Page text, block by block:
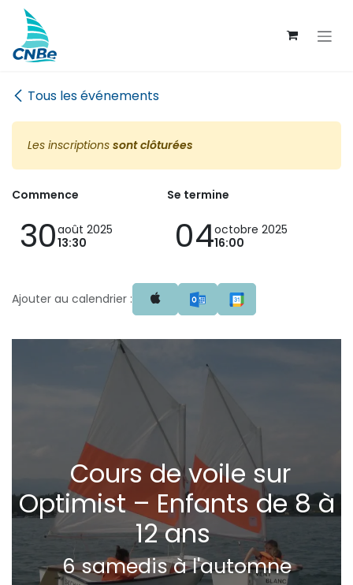
Se rendre au contenu
Tous les événements
Les inscriptions sont clôturées
Commence
30août 2025
13:30
Se termine
04octobre 2025
16:00
Ajouter au calendrier :
Cours de voile sur
Optimist – Enfants de 8 à
12 ans
6 samedis à l'automne